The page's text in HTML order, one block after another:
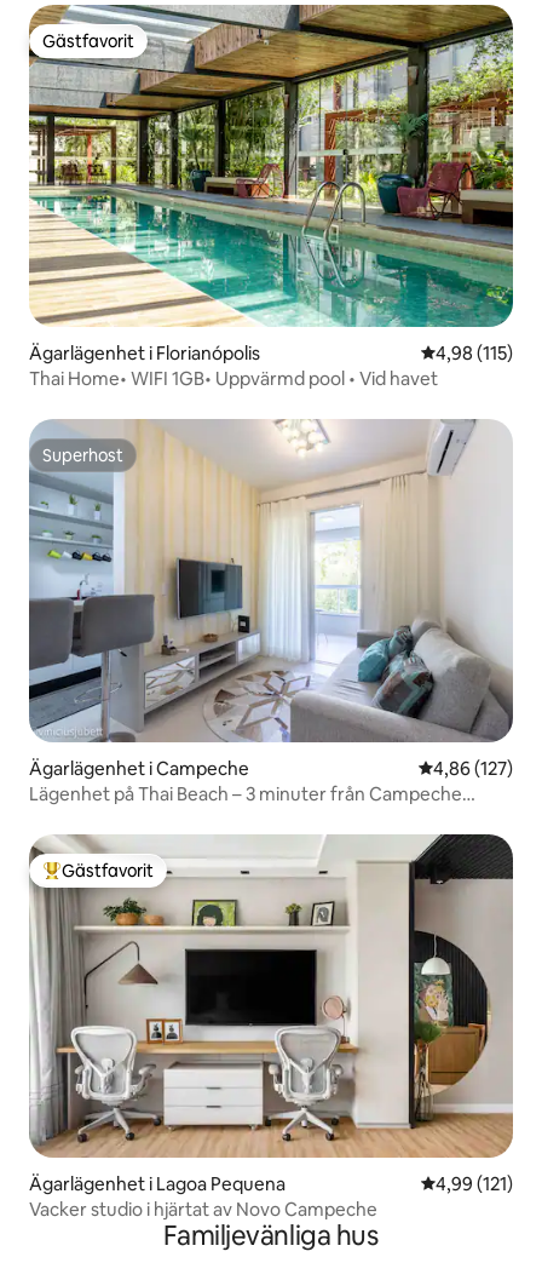
Gästfavorit
Gästfavorit
Ägarlägenhet i Florianópolis 4,98 av 5 i
4,98 (115)
Thai Home• WIFI 1GB• Uppvärmd pool • Vid havet
Superhost
Superhost
Ägarlägenhet i Campeche 4,86 av 5 i
4,86 (127)
Lägenhet på Thai Beach – 3 minuter från Campeche
Populär gästfavorit
Gästfavorit
Ägarlägenhet i Lagoa Pequena 4,99 av 5 i
4,99 (121)
Vacker studio i hjärtat av Novo Campeche
Familjevänliga hus